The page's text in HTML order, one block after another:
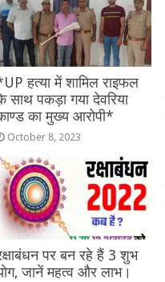
o
k
हत्या में शामिल राइफल
साथ पकड़ा गया देवरिया
का मुख्य आरोपी*
October 8, 2023
पर बन रहे हैं 3 शुभ
जानें महत्व और लाभ।